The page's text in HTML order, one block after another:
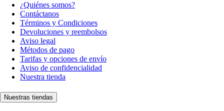
¿Quiénes somos?
Contáctanos
Términos y Condiciones
Devoluciones y reembolsos
Aviso legal
Métodos de pago
Tarifas y opciones de envío
Aviso de confidencialidad
Nuestra tienda
Nuestras tiendas